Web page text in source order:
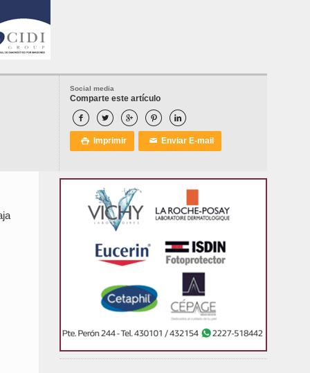
Social media
Comparte este artículo
    
 Imprimir ✉ Enviar E-mail